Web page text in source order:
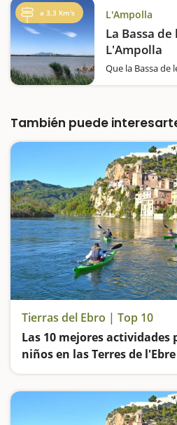
palear siempre
sin…
a 3,3 Km's L'Ampolla
La Bassa
L'Ampolla
Que la Bassa de
representativo
…
También puede
Tierras del Ebro | Top 10
Las 10 mejores actividades
niños en las Terres de